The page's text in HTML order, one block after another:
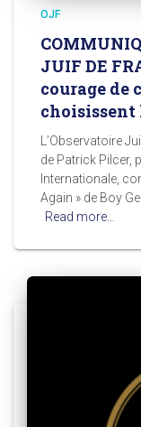
OJF
JUIF DE
courage de
choisissent
L’Observatoire
de Patrick Pilcer,
Internationale,
Again » de Boy
Read more…